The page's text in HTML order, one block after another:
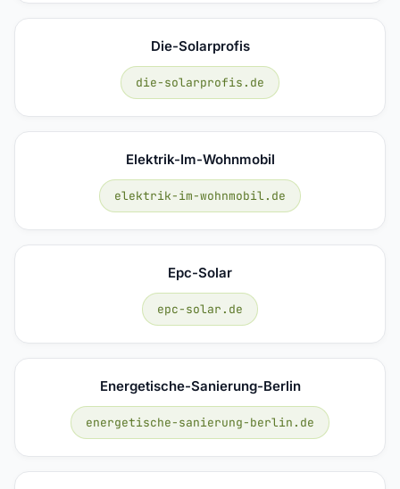
Die-Solarprofis
die-solarprofis.de
Elektrik-Im-Wohnmobil
elektrik-im-wohnmobil.de
Epc-Solar
epc-solar.de
Energetische-Sanierung-Berlin
energetische-sanierung-berlin.de